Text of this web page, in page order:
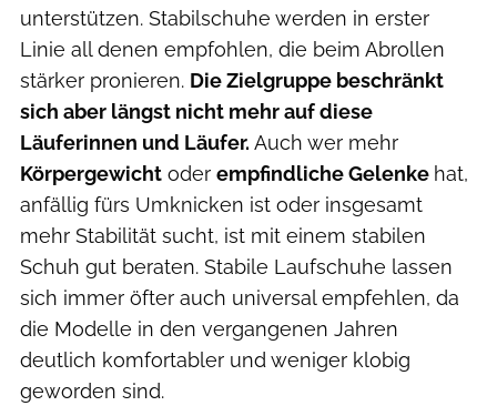
unterstützen. Stabilschuhe werden in erster
Linie all denen empfohlen, die beim Abrollen
stärker pronieren. Die Zielgruppe beschränkt
sich aber längst nicht mehr auf diese
Läuferinnen und Läufer. Auch wer mehr
Körpergewicht oder empfindliche Gelenke hat,
anfällig fürs Umknicken ist oder insgesamt
mehr Stabilität sucht, ist mit einem stabilen
Schuh gut beraten. Stabile Laufschuhe lassen
sich immer öfter auch universal empfehlen, da
die Modelle in den vergangenen Jahren
deutlich komfortabler und weniger klobig
geworden sind.